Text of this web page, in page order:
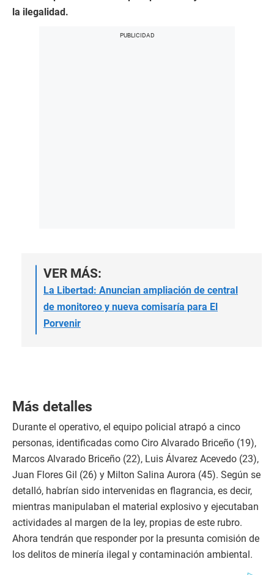
la ilegalidad.
VER MÁS:
La Libertad: Anuncian ampliación de central
de monitoreo y nueva comisaría para El
Porvenir
Más detalles
Durante el operativo, el equipo policial atrapó a cinco
personas, identificadas como Ciro Alvarado Briceño (19),
Marcos Alvarado Briceño (22), Luis Álvarez Acevedo (23),
Juan Flores Gil (26) y Milton Salina Aurora (45). Según se
detalló, habrían sido intervenidas en flagrancia, es decir,
mientras manipulaban el material explosivo y ejecutaban
actividades al margen de la ley, propias de este rubro.
Ahora tendrán que responder por la presunta comisión de
los delitos de minería ilegal y contaminación ambiental.